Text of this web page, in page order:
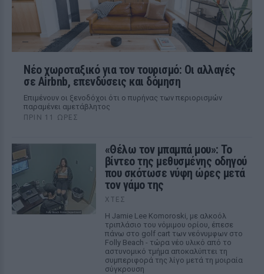
Νέο χωροταξικό για τον τουρισμό: Οι αλλαγές
σε Airbnb, επενδύσεις και δόμηση
Επιμένουν οι ξενοδόχοι ότι ο πυρήνας των περιορισμών
παραμένει αμετάβλητος
ΠΡΙΝ 11 ΏΡΕΣ
«Θέλω τον μπαμπά μου»: Το
βίντεο της μεθυσμένης οδηγού
που σκότωσε νύφη ώρες μετά
τον γάμο της
ΧΤΕΣ
Η Jamie Lee Komoroski, με αλκοόλ
τριπλάσιο του νόμιμου ορίου, έπεσε
πάνω στο golf cart των νεόνυμφων στο
Folly Beach - τώρα νέο υλικό από το
αστυνομικό τμήμα αποκαλύπτει τη
συμπεριφορά της λίγο μετά τη μοιραία
σύγκρουση